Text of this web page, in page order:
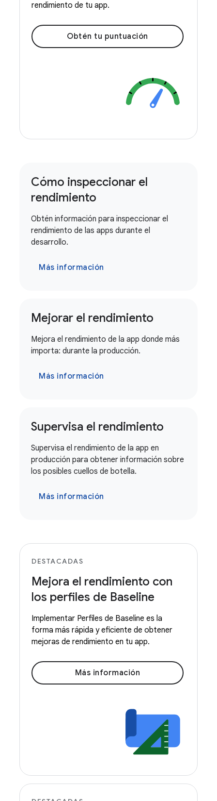
rendimiento de tu app.
Obtén tu puntuación
Cómo inspeccionar el
rendimiento
Obtén información para inspeccionar el
rendimiento de las apps durante el
desarrollo.
Más información
Mejorar el rendimiento
Mejora el rendimiento de la app donde más
importa: durante la producción.
Más información
Supervisa el rendimiento
Supervisa el rendimiento de la app en
producción para obtener información sobre
los posibles cuellos de botella.
Más información
DESTACADAS
Mejora el rendimiento con
los perfiles de Baseline
Implementar Perfiles de Baseline es la
forma más rápida y eficiente de obtener
mejoras de rendimiento en tu app.
Más información